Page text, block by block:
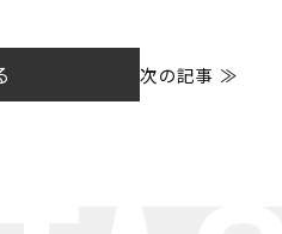
次の記事 ≫